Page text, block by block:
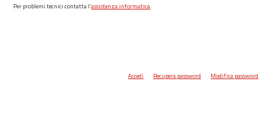
Per problemi tecnici contatta l’assistenza informatica.
Accedi Recupera password Modifica password